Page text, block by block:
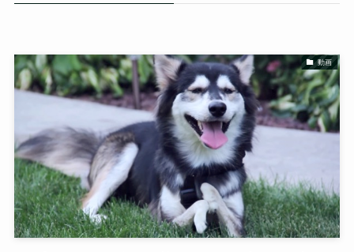
動画